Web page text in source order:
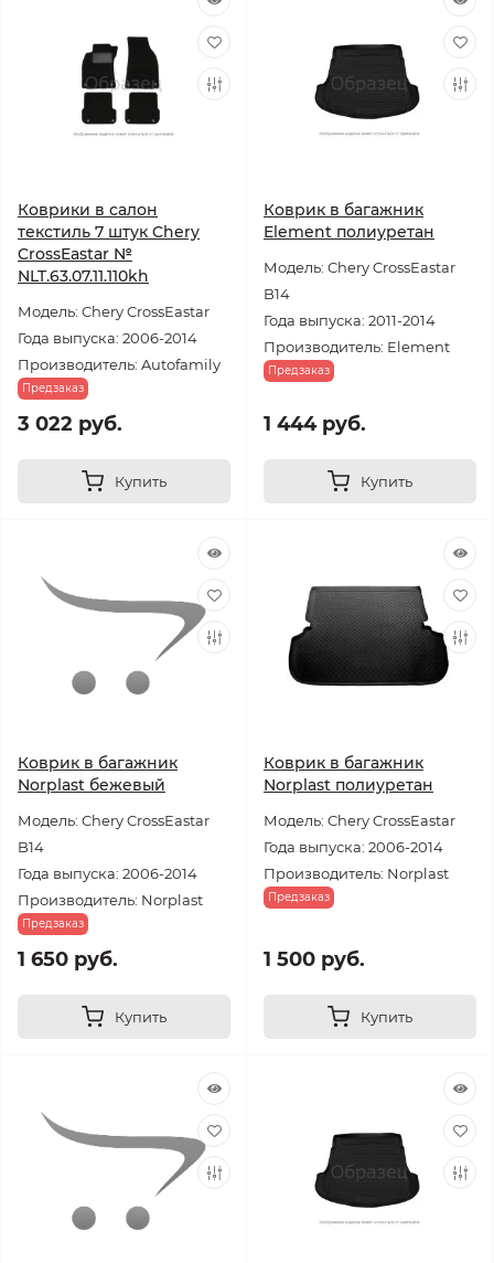
Коврики в салон
текстиль 7 штук Chery
CrossEastar №
NLT.63.07.11.110kh
Модель: Chery CrossEastar
Года выпуска: 2006-2014
Производитель: Autofamily
Предзаказ
3 022 руб.
Купить
Коврик в багажник
Element полиуретан
Модель: Chery CrossEastar
B14
Года выпуска: 2011-2014
Производитель: Element
Предзаказ
1 444 руб.
Купить
Коврик в багажник
Norplast бежевый
Модель: Chery CrossEastar
B14
Года выпуска: 2006-2014
Производитель: Norplast
Предзаказ
1 650 руб.
Купить
Коврик в багажник
Norplast полиуретан
Модель: Chery CrossEastar
Года выпуска: 2006-2014
Производитель: Norplast
Предзаказ
1 500 руб.
Купить